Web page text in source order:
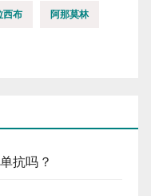
西布 阿那莫林
抗吗？